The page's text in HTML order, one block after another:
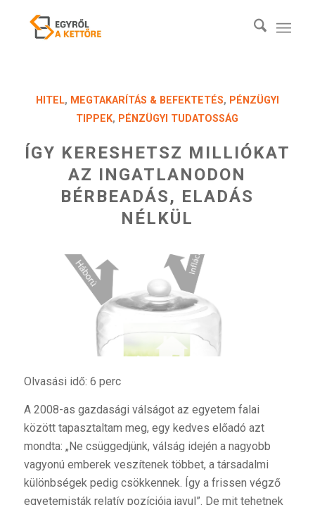
HITEL, MEGTAKARÍTÁS & BEFEKTETÉS, PÉNZÜGYI
TIPPEK, PÉNZÜGYI TUDATOSSÁG
ÍGY KERESHETSZ MILLIÓKAT
AZ INGATLANODON
BÉRBEADÁS, ELADÁS
NÉLKÜL
Olvasási idő: 6 perc
A 2008-as gazdasági válságot az egyetem falai
között tapasztaltam meg, egy kedves előadó azt
mondta: „Ne csüggedjünk, válság idején a nagyobb
vagyonú emberek veszítenek többet, a társadalmi
különbségek pedig csökkennek. Így a frissen végző
egyetemisták relatív pozíciója javul”. De mit tehetnek